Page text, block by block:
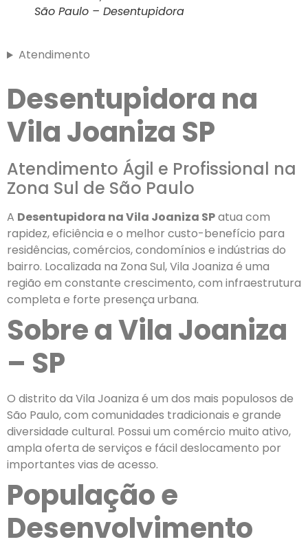
São Paulo – Desentupidora
Atendimento
Desentupidora na
Vila Joaniza SP
Atendimento Ágil e Profissional na
Zona Sul de São Paulo
A Desentupidora na Vila Joaniza SPatua com
rapidez, eficiência e o melhor custo-benefício para
residências, comércios, condomínios e indústrias do
bairro. Localizada na Zona Sul, Vila Joaniza é uma
região em constante crescimento, com infraestrutura
completa e forte presença urbana.
Sobre a Vila Joaniza
– SP
O distrito da Vila Joaniza é um dos mais populosos de
São Paulo, com comunidades tradicionais e grande
diversidade cultural. Possui um comércio muito ativo,
ampla oferta de serviços e fácil deslocamento por
importantes vias de acesso.
População e
Desenvolvimento